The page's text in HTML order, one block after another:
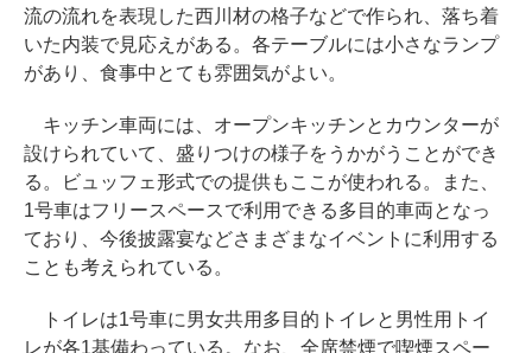
流の流れを表現した西川材の格子などで作られ、落ち着
いた内装で見応えがある。各テーブルには小さなランプ
があり、食事中とても雰囲気がよい。
キッチン車両には、オープンキッチンとカウンターが
設けられていて、盛りつけの様子をうかがうことができ
る。ビュッフェ形式での提供もここが使われる。また、
1号車はフリースペースで利用できる多目的車両となっ
ており、今後披露宴などさまざまなイベントに利用する
ことも考えられている。
トイレは1号車に男女共用多目的トイレと男性用トイ
レが各1基備わっている。なお、全席禁煙で喫煙スペー